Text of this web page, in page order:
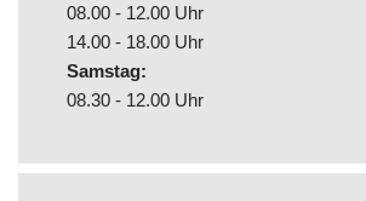
08.00 - 12.00 Uhr
14.00 - 18.00 Uhr
Samstag:
08.30 - 12.00 Uhr